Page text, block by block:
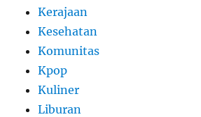
Kerajaan
Kesehatan
Komunitas
Kpop
Kuliner
Liburan